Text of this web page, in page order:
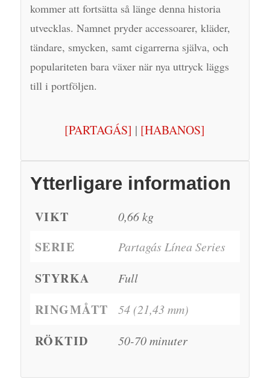
kommer att fortsätta så länge denna historia
utvecklas. Namnet pryder accessoarer, kläder,
tändare, smycken, samt cigarrerna själva, och
populariteten bara växer när nya uttryck läggs
till i portföljen.
[PARTAGÁS] | [HABANOS]
Ytterligare information
VIKT 0,66 kg
SERIE Partagás Línea Series
STYRKA Full
RINGMÅTT 54 (21,43 mm)
RÖKTID 50-70 minuter